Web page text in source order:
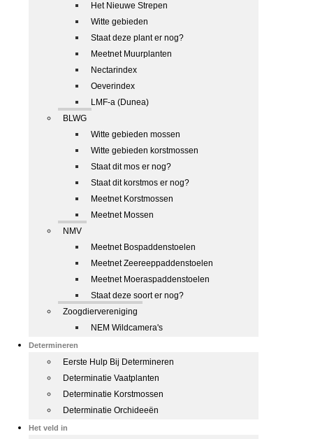
Het Nieuwe Strepen
Witte gebieden
Staat deze plant er nog?
Meetnet Muurplanten
Nectarindex
Oeverindex
LMF-a (Dunea)
BLWG
Witte gebieden mossen
Witte gebieden korstmossen
Staat dit mos er nog?
Staat dit korstmos er nog?
Meetnet Korstmossen
Meetnet Mossen
NMV
Meetnet Bospaddenstoelen
Meetnet Zeereeppaddenstoelen
Meetnet Moeraspaddenstoelen
Staat deze soort er nog?
Zoogdiervereniging
NEM Wildcamera's
Determineren
Eerste Hulp Bij Determineren
Determinatie Vaatplanten
Determinatie Korstmossen
Determinatie Orchideeën
Het veld in